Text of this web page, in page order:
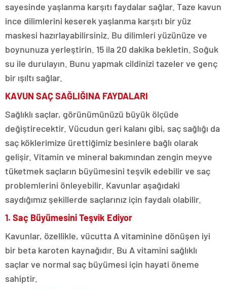
sayesinde yaşlanma karşıtı faydalar sağlar. Taze kavun
ince dilimlerini keserek yaşlanma karşıtı bir yüz
maskesi hazırlayabilirsiniz. Bu dilimleri yüzünüze ve
boynunuza yerleştirin. 15 ila 20 dakika bekletin. Soğuk
su ile durulayın. Bunu yapmak cildinizi tazeler ve genç
bir ışıltı sağlar.
KAVUN SAÇ SAĞLIĞINA FAYDALARI
Sağlıklı saçlar, görünümünüzü büyük ölçüde
değiştirecektir. Vücudun geri kalanı gibi, saç sağlığı da
saç köklerimize ürettiğimiz besinlere bağlı olarak
gelişir. Vitamin ve mineral bakımından zengin meyve
tüketmek saçların büyümesini teşvik edebilir ve saç
problemlerini önleyebilir. Kavunlar aşağıdaki
saydığımız şekillerde saçlarınız için faydalı olabilir.
1. Saç Büyümesini Teşvik Ediyor
Kavunlar, özellikle, vücutta A vitaminine dönüşen iyi
bir beta karoten kaynağıdır. Bu A vitamini sağlıklı
saçlar ve normal saç büyümesi için hayati öneme
sahiptir.